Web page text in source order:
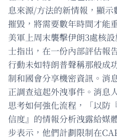
息來源/方法的新情報，顯
摧毀，將需要數年時間才能
美軍上周末襲擊伊朗3處核
士指出，在一份內部評估報
行動未如特朗普聲稱那般成
制和國會分享機密資訊。消
正調查這起外洩事件。消息
思考如何強化流程，「以防
信度』的情報分析洩露給媒
步表示，他們計劃限制在